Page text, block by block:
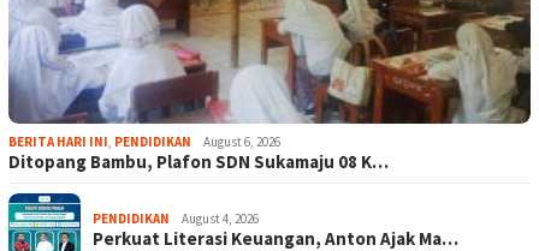
BERITA HARI INI PENDIDIKAN August 6, 2026
Ditopang Bambu, Plafon SDN Sukamaju 08 K…
PENDIDIKAN August 4, 2026
Perkuat Literasi Keuangan, Anton Ajak Ma…